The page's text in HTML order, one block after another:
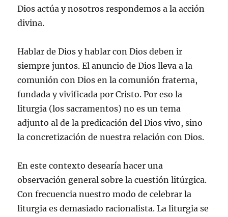
Dios actúa y nosotros respondemos a la acción
divina.
Hablar de Dios y hablar con Dios deben ir
siempre juntos. El anuncio de Dios lleva a la
comunión con Dios en la comunión fraterna,
fundada y vivificada por Cristo. Por eso la
liturgia (los sacramentos) no es un tema
adjunto al de la predicación del Dios vivo, sino
la concretización de nuestra relación con Dios.
En este contexto desearía hacer una
observación general sobre la cuestión litúrgica.
Con frecuencia nuestro modo de celebrar la
liturgia es demasiado racionalista. La liturgia se